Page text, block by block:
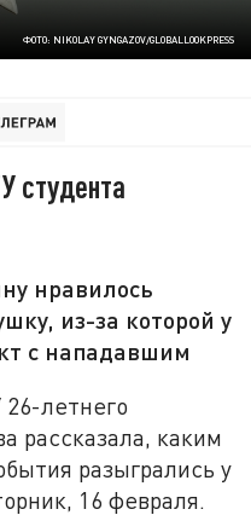
ФОТО: NIKOLAY GYNGAZOV/GLOBALLOOKPRESS
студента
нравилось
из-за которой у
с нападавшим
летнего
рассказала, каким
разыгрались у
16 февраля.